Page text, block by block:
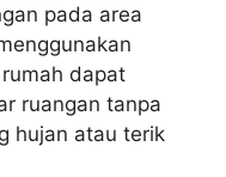
pada area
dapat
ruangan tanpa
hujan atau terik